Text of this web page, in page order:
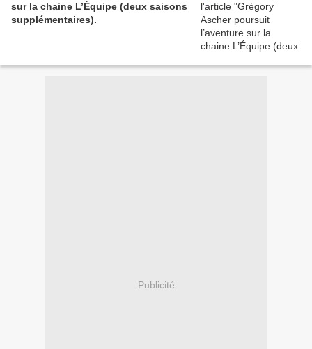
sur la chaine L’Équipe (deux saisons
supplémentaires).
Publicité